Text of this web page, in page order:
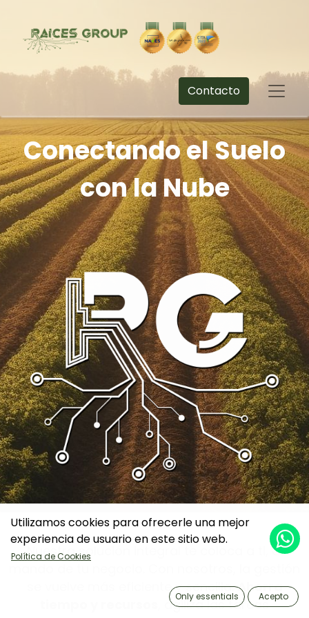
Contacto
Conectando el Suelo
con la Nube
Nuestra solución integral te coloca a ti, al
se vuelve más eficiente y sencilla.Ahorra
, agiliza las tareas
Utilizamos cookies para ofrecerle una mejor
experiencia de usuario en este sitio web.
Política de Cookies
Only essentials Acepto